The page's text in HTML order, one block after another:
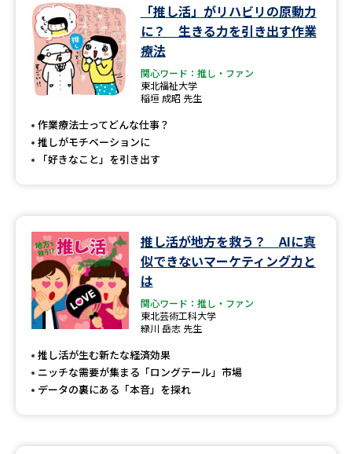
先輩が入学を決めた理由 テレメール全国一斉進学調査
新生活お役立ちガイド
学問発見
学問のミニ講義「夢ナビ講義」
学問の教科書 夢ナビライブ
ユーザーサポート
Ｑ＆Ａ よくあるご質問
資料の料金の
「推し活」がリハビリの原動力
に？ 生きる力を引き出す作業
療法
関心ワード：推し・ファン
東北福祉大学
稲垣 成昭 先生
作業療法士ってどんな仕事？
推しがモチベーションに
「好きなこと」を引き出す
推し活が地方を救う？ AIに真
似できないマーケティング力と
は
関心ワード：推し・ファン
東北芸術工科大学
緑川 岳志 先生
推し活が生む新たな経済効果
ニッチな需要が集まる「ロングテール」市場
データの裏にある「本音」を探れ